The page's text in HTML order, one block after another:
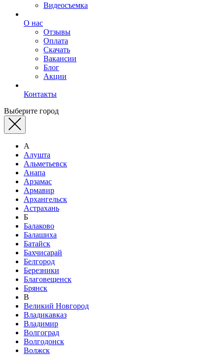
Видеосъемка
О нас
Отзывы
Оплата
Скачать
Вакансии
Блог
Акции
Контакты
Выберите город
А
Алушта
Альметьевск
Анапа
Арзамас
Армавир
Архангельск
Астрахань
Б
Балаково
Балашиха
Батайск
Бахчисарай
Белгород
Березники
Благовещенск
Брянск
В
Великий Новгород
Владикавказ
Владимир
Волгоград
Волгодонск
Волжск